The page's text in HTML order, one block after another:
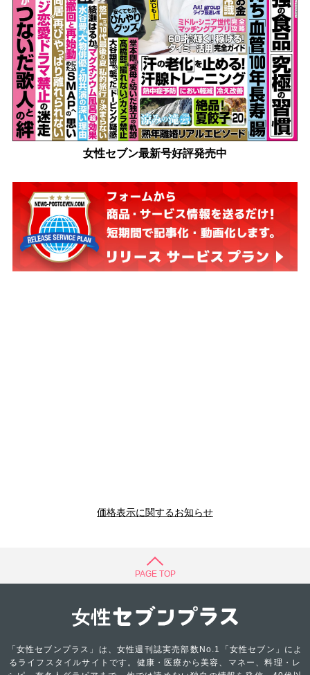
女性セブン最新号好評発売中
価格表示に関するお知らせ
PAGE TOP
「女性セブンプラス」は、女性週刊誌実売部数No.1「女性セブン」によ
るライフスタイルサイトです。健康・医療から美容、マネー、料理・レ